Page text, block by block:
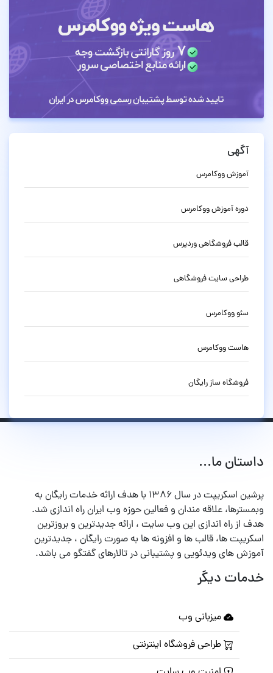
آگهی
آموزش ووکامرس
دوره آموزش ووکامرس
قالب فروشگاهی وردپرس
طراحی سایت فروشگاهی
سئو ووکامرس
هاست ووکامرس
فروشگاه ساز رایگان
داستان ما...
پرشین اسکریپت در سال ۱۳۸۶ با هدف ارائه خدمات رایگان به
وبمسترها، علاقه مندان و فعالین حوزه وب ایران راه اندازی شد.
هدف از راه اندازی این وب سایت ، ارائه جدیدترین و بروزترین
اسکریپت ها، قالب ها و افزونه ها به صورت رایگان ، جدیدترین
آموزش های ویدئویی و پشتیبانی در تالارهای گفتگو می باشد.
خدمات دیگر
میزبانی وب
طراحی فروشگاه اینترنتی